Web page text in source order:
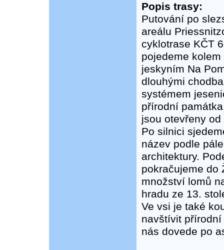
Popis trasy:
Putování po
areálu
cyklotrase KČT
pojedeme
jeskyním Na
dlouhými
systémem
přírodní
jsou otevřeny
Po silnici
název podle
architektury.
pokračujeme do
množství lomů
hradu ze 13.
Ve vsi je také
navštívit
nás dovede po